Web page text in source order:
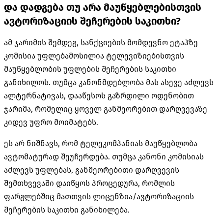
და დადგება თუ არა მაუწყებლებისთვის
ავტორიზაციის შეჩერების საკითხი?
ამ ჯარიმის შემდეგ, სანქციების მომდევნო ეტაპზე
კომისია უფლებამოსილია ტელევიზიებისთვის
მაუწყებლობის უფლების შეჩერების საკითხი
განიხილოს. თუმცა კანონმდებლობა მას ასევე აძლევს
ალტერნატივას, დააწესოს გაზრდილი ოდენობით
ჯარიმა, რომელიც ყოველ განმეორებით დარღვევაზე
კიდევ უფრო მოიმატებს.
ეს არ ნიშნავს, რომ ტელეკომპანიას მაუწყებლობა
ავტომატურად შეუჩერდება. თუმცა კანონი კომისიას
აძლევს უფლებას, განმეორებითი დარღვევის
შემთხვევაში დაიწყოს პროცედურა, რომლის
ფარგლებშიც მათთვის ლიცენზია/ავტორიზაციის
შეჩერების საკითხი განიხილება.